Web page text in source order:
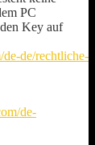
PC
Key auf
de/rechtliche-
de-